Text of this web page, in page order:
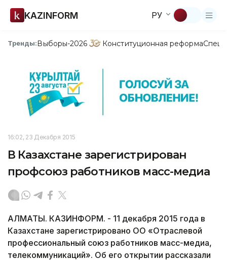
KAZINFORM РУ
Тренды:Выборы-2026 Конституционная реформа
16:02, 23 Декабря 2015
В Казахстане зарегистрирован
профсоюз работников масс-медиа
АЛМАТЫ. КАЗИНФОРМ. - 11 декабря 2015 года в
Казахстане зарегистрировано ОО «Отраслевой
профессиональный союз работников масс-медиа,
телекоммуникаций». Об его открытии рассказали